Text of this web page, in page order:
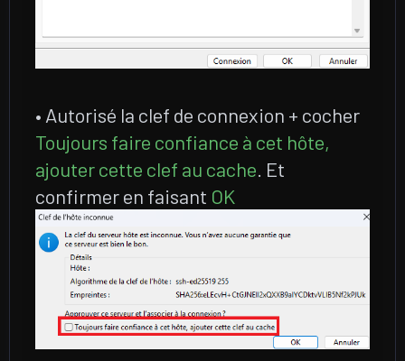
• Autorisé la clef de connexion + cocher
Toujours faire confiance à cet hôte,
ajouter cette clef au cache . Et
confirmer en faisant OK